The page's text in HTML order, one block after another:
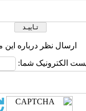
ارسال نظر درباره این
پست الکترونیک شما: